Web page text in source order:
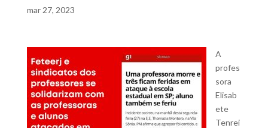
mar 27, 2023
A
profes
sora
Elisab
ete
Tenrei